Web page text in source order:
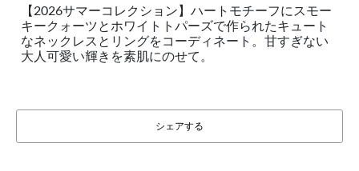
【2026サマーコレクション】ハートモチーフにスモー
キークォーツとホワイトトパーズで作られたキュート
なネックレスとリングをコーディネート。甘すぎない
大人可愛い輝きを素肌にのせて。
シェアする